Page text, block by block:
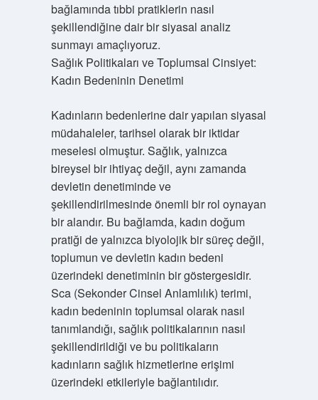
bağlamında tıbbi pratiklerin nasıl
şekillendiğine dair bir siyasal analiz
sunmayı amaçlıyoruz.
Sağlık Politikaları ve Toplumsal Cinsiyet:
Kadın Bedeninin Denetimi
Kadınların bedenlerine dair yapılan siyasal
müdahaleler, tarihsel olarak bir iktidar
meselesi olmuştur. Sağlık, yalnızca
bireysel bir ihtiyaç değil, aynı zamanda
devletin denetiminde ve
şekillendirilmesinde önemli bir rol oynayan
bir alandır. Bu bağlamda, kadın doğum
pratiği de yalnızca biyolojik bir süreç değil,
toplumun ve devletin kadın bedeni
üzerindeki denetiminin bir göstergesidir.
Sca (Sekonder Cinsel Anlamlılık) terimi,
kadın bedeninin toplumsal olarak nasıl
tanımlandığı, sağlık politikalarının nasıl
şekillendirildiği ve bu politikaların
kadınların sağlık hizmetlerine erişimi
üzerindeki etkileriyle bağlantılıdır.